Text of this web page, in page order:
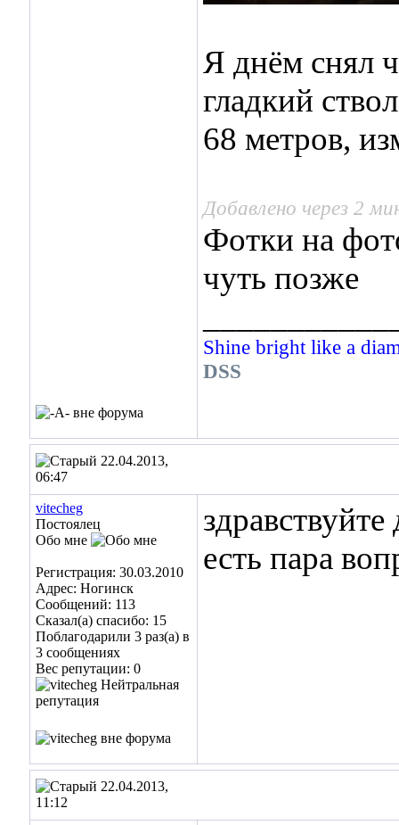
Я днём снял
гладкий
68 метров,
Добавлено через 2
Фотки на
чуть позже
Shine bright like a
DSS
22.04.2013,
06:47
vitecheg
Постоялец
Обо мне
Регистрация: 30.03.2010
Адрес: Ногинск
Сообщений: 113
Сказал(а) спасибо: 15
Поблагодарили 3 раз(а) в
3 сообщениях
Вес репутации: 0
есть пара
22.04.2013,
11:12